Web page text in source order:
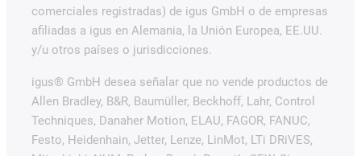
comerciales registradas) de igus GmbH o de empresas
afiliadas a igus en Alemania, la Unión Europea, EE.UU.
y/u otros países o jurisdicciones.
igus® GmbH desea señalar que no vende productos de
Allen Bradley, B&R, Baumüller, Beckhoff, Lahr, Control
Techniques, Danaher Motion, ELAU, FAGOR, FANUC,
Festo, Heidenhain, Jetter, Lenze, LinMot, LTi DRiVES,